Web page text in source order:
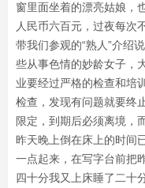
窗里面坐着的漂亮姑娘，
人民币六百元，过夜每次
带我们参观的“熟人”介绍
些从事色情的妙龄女子，
业要经过严格的检查和培
检查，发现有问题就要终
限定，到期后必须离境，
昨天晚上倒在床上的时间
一点起来，在写字台前把
四十分我又上床睡了二十